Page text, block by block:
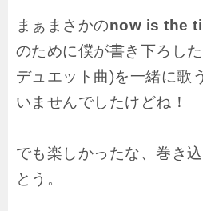
まぁまさかのnow is the
のために僕が書き下ろし
デュエット曲)を一緒に歌
いませんでしたけどね！
でも楽しかったな、巻き
とう。